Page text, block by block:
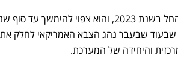
שבעוד שבעבר נהג הצבא האמריקאי לחלק
והיחידה של המערכת.